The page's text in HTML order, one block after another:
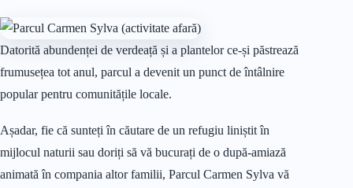
Datorită abundenței de verdeață și a plantelor ce-și păstrează
frumusețea tot anul, parcul a devenit un punct de întâlnire
popular pentru comunitățile locale.
Așadar, fie că sunteți în căutare de un refugiu liniștit în
mijlocul naturii sau doriți să vă bucurați de o după-amiază
animată în compania altor familii, Parcul Carmen Sylva vă